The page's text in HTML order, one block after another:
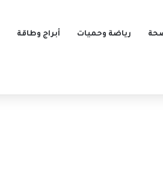
رياضة وحميات أبراج وطاقة